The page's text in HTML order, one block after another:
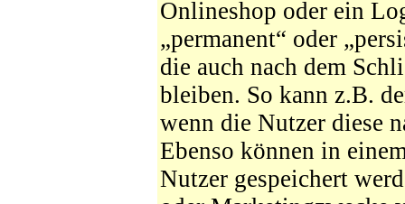
Onlineshop oder ein
„permanent“ oder
die auch nach dem
bleiben. So kann z.B.
wenn die Nutzer diese
Ebenso können in
Nutzer gespeichert